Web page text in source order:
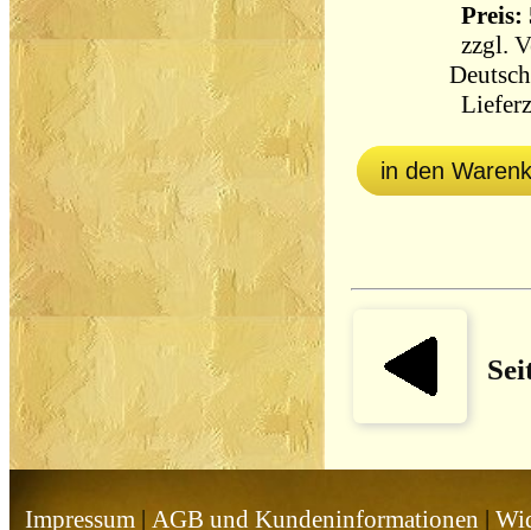
Preis:
zzgl.
in den
Impressum | AGB und Kundeninformationen |